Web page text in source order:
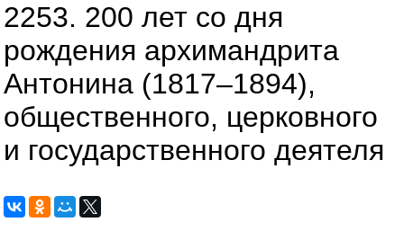
2253. 200 лет со дня
рождения архимандрита
Антонина (1817–1894),
общественного, церковного
и государственного деятеля